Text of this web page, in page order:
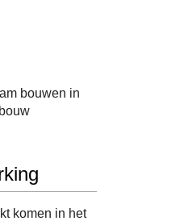
bouwen in
komen in het